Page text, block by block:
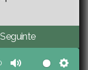
Seguinte